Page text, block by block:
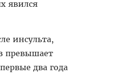
явился
инсульта,
превышает
два года